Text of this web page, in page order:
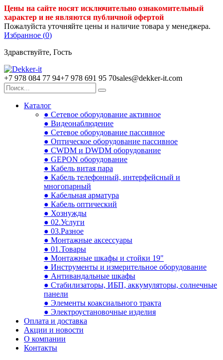
Цены на сайте носят исключительно ознакомительный
характер и не являются публичной офертой
Пожалуйста уточняйте цены и наличие товара у менеджера.
Избранное (0)
Здравствуйте, Гость
+7 978 084 77 94+7 978 691 95 70sales@dekker-it.com
Каталог
● Сетевое оборудование активное
● Видеонаблюдение
● Сетевое оборудование пассивное
● Оптическое оборудование пассивное
● CWDM и DWDM оборудование
● GEPON оборудование
● Кабель витая пара
● Кабель телефонный, интерфейсный и
многопарный
● Кабельная арматура
● Кабель оптический
● Хознужды
● 02.Услуги
● 03.Разное
● Монтажные аксессуары
● 01.Товары
● Монтажные шкафы и стойки 19"
● Инструменты и измерительное оборудование
● Антивандальные шкафы
● Стабилизаторы, ИБП, аккумуляторы, солнечные
панели
● Элементы коаксиального тракта
● Электроустановочные изделия
Оплата и доставка
Акции и новости
О компании
Контакты